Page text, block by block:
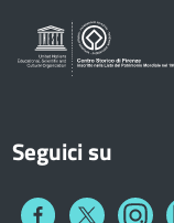
Seguici su
Collegamento